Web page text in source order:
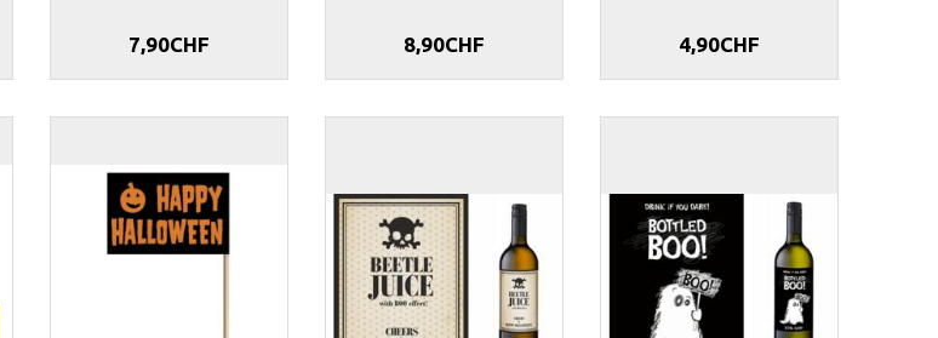
7,90CHF 8,90CHF 4,90CHF